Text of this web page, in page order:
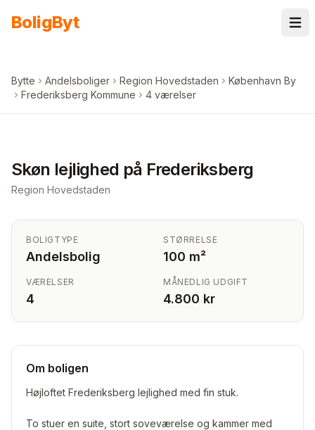
BoligByt
Bytte Andelsboliger Region Hovedstaden
København By
Frederiksberg Kommune
4 værelser
Skøn lejlighed på Frederiksberg
Region Hovedstaden
BOLIGTYPE
Andelsbolig
STØRRELSE
100 m²
VÆRELSER
4
MÅNEDLIG UDGIFT
4.800 kr
Om boligen
Højloftet Frederiksberg lejlighed med fin stuk.
To stuer en suite, stort soveværelse og kammer med